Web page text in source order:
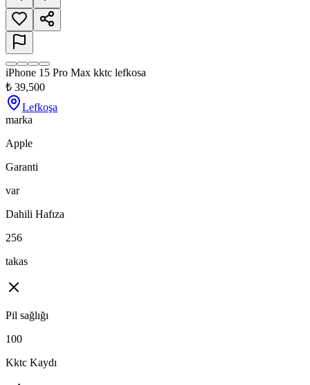
iPhone 15 Pro Max kktc lefkosa
₺ 39,500
Lefkoşa
marka
Apple
Garanti
var
Dahili Hafıza
256
takas
Pil sağlığı
100
Kktc Kaydı